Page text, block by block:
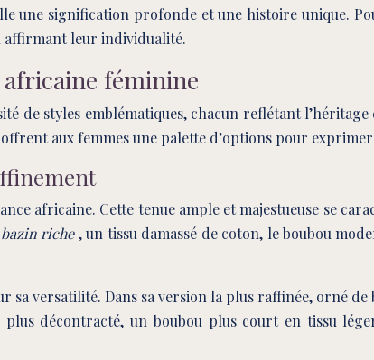
une signification profonde et une histoire unique.
affirmant leur individualité.
féminine
de styles emblématiques, chacun reflétant
offrent aux femmes une palette d’options pour
africaine. Cette tenue ample et majestueuse se
bazin riche, un tissu damassé de coton, le boubou
versatilité. Dans sa version la plus raffinée, orné
décontracté, un boubou plus court en tissu